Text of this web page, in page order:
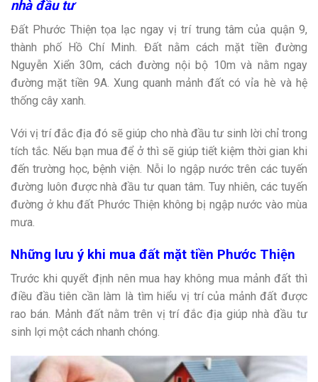
nhà đầu tư
Đất Phước Thiện tọa lạc ngay vị trí trung tâm của quận 9,
thành phố Hồ Chí Minh. Đất nằm cách mặt tiền đường
Nguyễn Xiển 30m, cách đường nội bộ 10m và nằm ngay
đường mặt tiền 9A. Xung quanh mảnh đất có vỉa hè và hệ
thống cây xanh.
Với vị trí đắc địa đó sẽ giúp cho nhà đầu tư sinh lời chỉ trong
tích tắc. Nếu bạn mua để ở thì sẽ giúp tiết kiệm thời gian khi
đến trường học, bệnh viện. Nỗi lo ngập nước trên các tuyến
đường luôn được nhà đầu tư quan tâm. Tuy nhiên, các tuyến
đường ở khu đất Phước Thiện không bị ngập nước vào mùa
mưa.
Những lưu ý khi mua đất mặt tiền Phước Thiện
Trước khi quyết định nên mua hay không mua mảnh đất thì
điều đầu tiên cần làm là tìm hiểu vị trí của mảnh đất được
rao bán. Mảnh đất nằm trên vị trí đắc địa giúp nhà đầu tư
sinh lợi một cách nhanh chóng.